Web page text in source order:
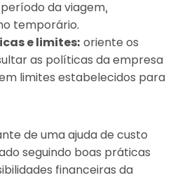
da viagem,
temporário.
e limites: oriente os
as políticas da empresa
limites estabelecidos para
de uma ajuda de custo
seguindo boas práticas
financeiras da